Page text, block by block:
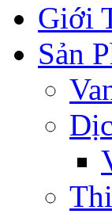
Giới
Sản